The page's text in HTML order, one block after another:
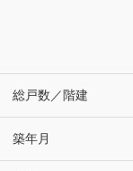
総戸数／階建
築年月